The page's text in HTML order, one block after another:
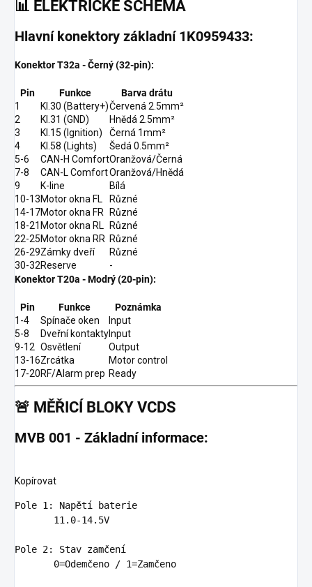
📊 ELEKTRICKÉ SCHÉMA
Hlavní konektory základní 1K0959433:
Konektor T32a - Černý (32-pin):
Pin Funkce
Barva drátu
1
Kl.30 (Battery+)Červená 2.5mm²
2
Kl.31 (GND)
Hnědá 2.5mm²
3
Kl.15 (Ignition)
Černá 1mm²
4
Kl.58 (Lights)
Šedá 0.5mm²
5-6
CAN-H ComfortOranžová/Černá
7-8
CAN-L ComfortOranžová/Hnědá
9
K-line
Bílá
10-13Motor okna FL
Různé
14-17Motor okna FR
Různé
18-21 Motor okna RL
Různé
22-25Motor okna RR Různé
26-29Zámky dveří
Různé
30-32Reserve
-
Konektor T20a - Modrý (20-pin):
Pin Funkce
Poznámka
1-4
Spínače oken
Input
5-8
Dveřní kontaktyInput
9-12 Osvětlení
Output
13-16Zrcátka
Motor control
17-20RF/Alarm prep Ready
🚨 MĚŘICÍ BLOKY VCDS
MVB 001 - Základní informace:
Kopírovat
Pole 1 : Napětí baterie
11 . 0-14. 5V
Pole 2: Stav zamčení
0=Odemčeno / 1=Zamčeno